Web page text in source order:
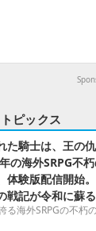
トピックス
た騎士は、王の
の海外SRPG不
体験版配信開始
戦記が令和に蘇る
る海外SRPGの不朽